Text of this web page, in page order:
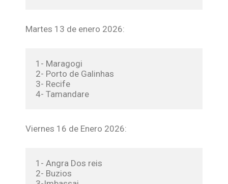
Martes 13 de enero 2026:
1- Maragogi
2- Porto de Galinhas
3- Recife
4- Tamandare
Viernes 16 de Enero 2026:
1- Angra Dos reis
2- Buzios